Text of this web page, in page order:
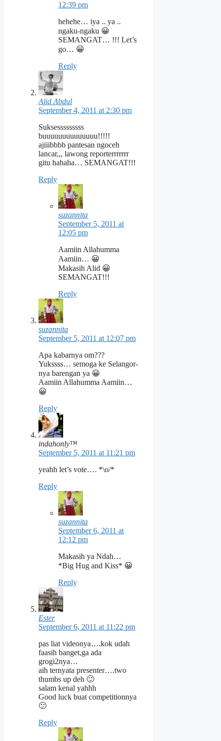
12:39 pm
hehehe… iya .. ya ..
ngaku-ngaku 😀
SEMANGAT… !!! Let’s
go… 😀
Reply
Alid Abdul
September 4, 2011 at 2:30 pm
Suksesssssssss
buuuuuuuuuuuuuu!!!!!
ajiiibbbb pantesan ngoceh
lancar,,, lawong reporterrrrrrr
gitu hahaha… SEMANGAT!!!
Reply
suzannita
September 5, 2011 at
12:05 pm
Aamiin Allahumma
Aamiin… 😀
Makasih Alid 😀
SEMANGAT!!!
Reply
suzannita
September 5, 2011 at 12:07 pm
Apa kabarnya om???
Yukssss… semoga ke Selangor-
nya barengan ya 😀
Aamiin Allahumma Aamiin…
😀
Reply
indahonly™
September 5, 2011 at 11:21 pm
yeahh let’s vote…. *\o/*
Reply
suzannita
September 6, 2011 at
12:12 pm
Makasih ya Ndah…
*Big Hug and Kiss* 😀
Reply
Ester
September 6, 2011 at 11:22 pm
pas liat videonya….kok udah
faasih banget,ga ada
grogi2nya…
aih ternyata presenter….two
thumbs up deh 🙂
salam kenal yahhh
Good luck buat competitionnya
🙂
Reply